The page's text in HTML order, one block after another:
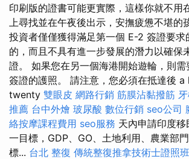
印刷版的證書可能更實際，這樣你就不用
上尋找並在午夜後出示，安撫疲憊不堪的
投資者僅僅獲得滿足第一個 E-2 簽證要求
的，而且不具有進一步發展的潛力以確保
證。 如果您在另一個海港開始遊輪，則需
簽證的護照。 請注意，您必須在抵達後
twenty 雙眼皮 網路行銷 筋膜沾黏撥筋
推薦 台中外燴 玻尿酸 數位行銷 seo公司
絡按摩課程費用 seo服務 天內申請印度
一目標，GDP、GO、土地利用、農業部
標... 台北 整復 傳統整復推拿技術士證照